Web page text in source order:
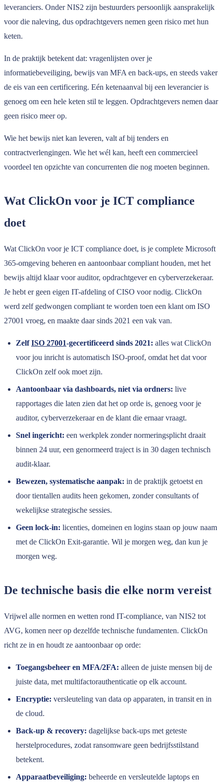
leveranciers. Onder NIS2 zijn bestuurders persoonlijk aansprakelijk
voor die naleving, dus opdrachtgevers nemen geen risico met hun
keten.
In de praktijk betekent dat: vragenlijsten over je
informatiebeveiliging, bewijs van MFA en back-ups, en steeds vaker
de eis van een certificering. Eén ketenaanval bij een leverancier is
genoeg om een hele keten stil te leggen. Opdrachtgevers nemen daar
geen risico meer op.
Wie het bewijs niet kan leveren, valt af bij tenders en
contractverlengingen. Wie het wél kan, heeft een commercieel
voordeel ten opzichte van concurrenten die nog moeten beginnen.
Wat ClickOn voor je ICT compliance
doet
Wat ClickOn voor je ICT compliance doet, is je complete Microsoft
365-omgeving beheren en aantoonbaar compliant houden, met het
bewijs altijd klaar voor auditor, opdrachtgever en cyberverzekeraar.
Je hebt er geen eigen IT-afdeling of CISO voor nodig. ClickOn
werd zelf gedwongen compliant te worden toen een klant om ISO
27001 vroeg, en maakte daar sinds 2021 een vak van.
ZelfISO 27001-gecertificeerd sinds 2021: alles wat ClickOn
voor jou inricht is automatisch ISO-proof, omdat het dat voor
ClickOn zelf ook moet zijn.
Aantoonbaar via dashboards, niet via ordners: live
rapportages die laten zien dat het op orde is, genoeg voor je
auditor, cyberverzekeraar en de klant die ernaar vraagt.
Snel ingericht: een werkplek zonder normeringsplicht draait
binnen 24 uur, een genormeerd traject is in 30 dagen technisch
audit-klaar.
Bewezen, systematische aanpak: in de praktijk getoetst en
door tientallen audits heen gekomen, zonder consultants of
wekelijkse strategische sessies.
Geen lock-in: licenties, domeinen en logins staan op jouw naam
met de ClickOn Exit-garantie. Wil je morgen weg, dan kun je
morgen weg.
De technische basis die elke norm vereist
Vrijwel alle normen en wetten rond IT-compliance, van NIS2 tot
AVG, komen neer op dezelfde technische fundamenten. ClickOn
richt ze in en houdt ze aantoonbaar op orde:
Toegangsbeheer en MFA/2FA: alleen de juiste mensen bij de
juiste data, met multifactorauthenticatie op elk account.
Encryptie: versleuteling van data op apparaten, in transit en in
de cloud.
Back-up & recovery: dagelijkse back-ups met geteste
herstelprocedures, zodat ransomware geen bedrijfsstilstand
betekent.
Apparaatbeveiliging: beheerde en versleutelde laptops en